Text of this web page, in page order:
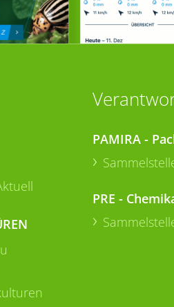
PAMIRA -
PRE -